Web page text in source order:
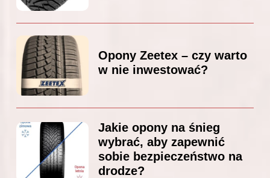
Opony Zeetex – czy warto
w nie inwestować?
Jakie opony na śnieg
wybrać, aby zapewnić
sobie bezpieczeństwo na
drodze?